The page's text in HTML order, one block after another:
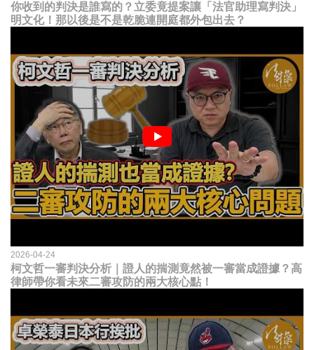
你收到的判決是誰寫的？立委竟提案讓「法官助理寫判決」
明文化！那以後是不是乾脆連開庭都外包出去？
2026-04-24
柯文哲一審判決分析｜證人的揣測竟然被一審當成證據？高
律師帶你看未來二審攻防的兩大核心點！